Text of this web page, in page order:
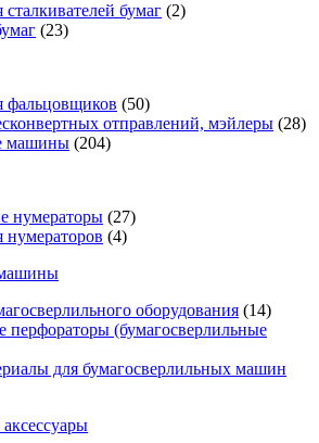
бумаг (2)
(23)
фальцовщиков (50)
отправлений, мэйлеры (28)
машины (204)
нумераторы (27)
нумераторов (4)
оборудования (14)
(бумагосверлильные
для бумагосверлильных машин